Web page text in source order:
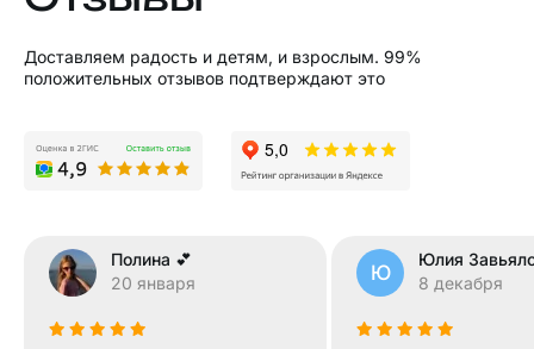
Доставляем радость и детям, и взрослым. 99%
положительных отзывов подтверждают это
Полина 💕
20 января
Ю
Юлия
8 декабря